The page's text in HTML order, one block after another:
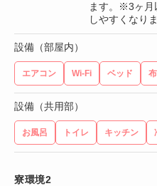
ます。※3ヶ月
しやすくなりま
設備（部屋内）
エアコン Wi-Fi ベッド
設備（共用部）
お風呂 トイレ キッチン
寮環境2